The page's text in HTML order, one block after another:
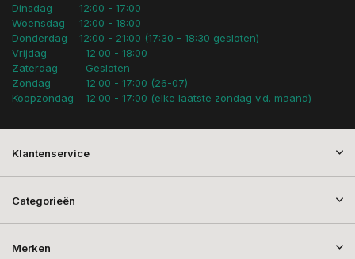
Dinsdag
Woensdag
Donderdag
12:00 - 17:00
12:00 - 18:00
12:00 - 21:00 (17:30 - 18:30 gesloten)
Vrijdag
Zaterdag
Zondag
Koopzondag
12:00 - 18:00
Gesloten
12:00 - 17:00 (26-07)
12:00 - 17:00 (elke laatste zondag v.d. maand)
Klantenservice
Categorieën
Merken